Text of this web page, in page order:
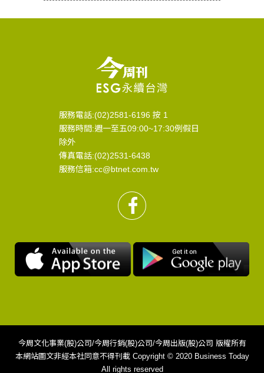
服務電話:(02)2581-6196 按 1
服務時間:週一至五09:00~17:30例假日
除外
傳真電話:(02)2531-6438
服務信箱:cc@btnet.com.tw
今周文化事業(股)公司/今周行銷(股)公司/今周出版(股)公司 版權所有
本網站圖文非經本社同意不得刊載 Copyright © 2020 Business Today
All rights reserved